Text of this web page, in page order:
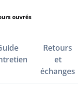
ouvrés
Retours
et
échanges